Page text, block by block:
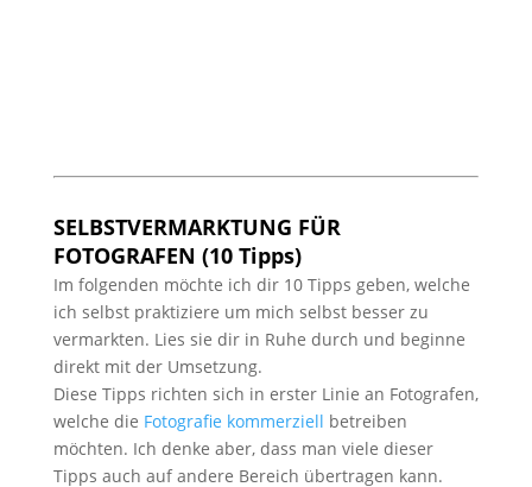
SELBSTVERMARKTUNG FÜR
FOTOGRAFEN (10 Tipps)
Im folgenden möchte ich dir 10 Tipps geben, welche
ich selbst praktiziere um mich selbst besser zu
vermarkten. Lies sie dir in Ruhe durch und beginne
direkt mit der Umsetzung.
Diese Tipps richten sich in erster Linie an Fotografen,
welche die Fotografie kommerziell betreiben
möchten. Ich denke aber, dass man viele dieser
Tipps auch auf andere Bereich übertragen kann.